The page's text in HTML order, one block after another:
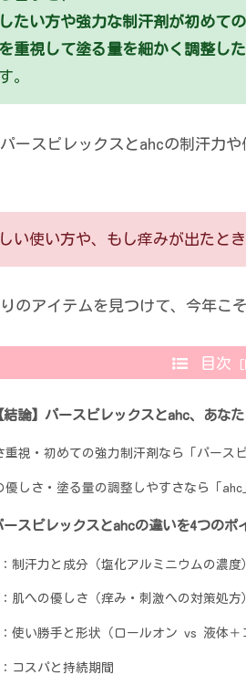
たい方や強力な制汗剤が初めて
重視して塗る量を細かく調整した
。
ースピレックスとahcの制汗力
い使い方や、もし痒みが出たと
のアイテムを見つけて、今年こ
目次
結論】パースピレックスとahc、あな
重視・初めての強力制汗剤なら「パース
優しさ・塗る量の調整しやすさなら「ahc
ースピレックスとahcの違いを4つのポ
制汗力と成分（塩化アルミニウムの濃度
肌への優しさ（痒み・刺激への対策処方
使い勝手と形状（ロールオン vs 液体＋
コスパと持続期間